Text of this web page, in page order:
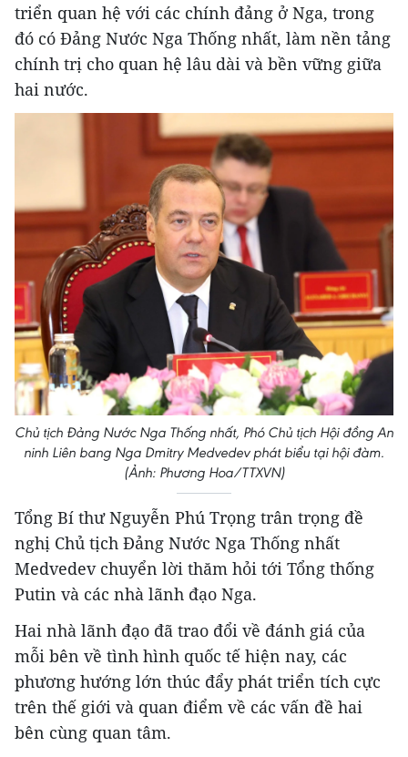
triển quan hệ với các chính đảng ở Nga, trong
đó có Đảng Nước Nga Thống nhất, làm nền tảng
chính trị cho quan hệ lâu dài và bền vững giữa
hai nước.
Chủ tịch Đảng Nước Nga Thống nhất, Phó Chủ tịch Hội đồng An
ninh Liên bang Nga Dmitry Medvedev phát biểu tại hội đàm.
(Ảnh: Phương Hoa/TTXVN)
Tổng Bí thư Nguyễn Phú Trọng trân trọng đề
nghị Chủ tịch Đảng Nước Nga Thống nhất
Medvedev chuyển lời thăm hỏi tới Tổng thống
Putin và các nhà lãnh đạo Nga.
Hai nhà lãnh đạo đã trao đổi về đánh giá của
mỗi bên về tình hình quốc tế hiện nay, các
phương hướng lớn thúc đẩy phát triển tích cực
trên thế giới và quan điểm về các vấn đề hai
bên cùng quan tâm.